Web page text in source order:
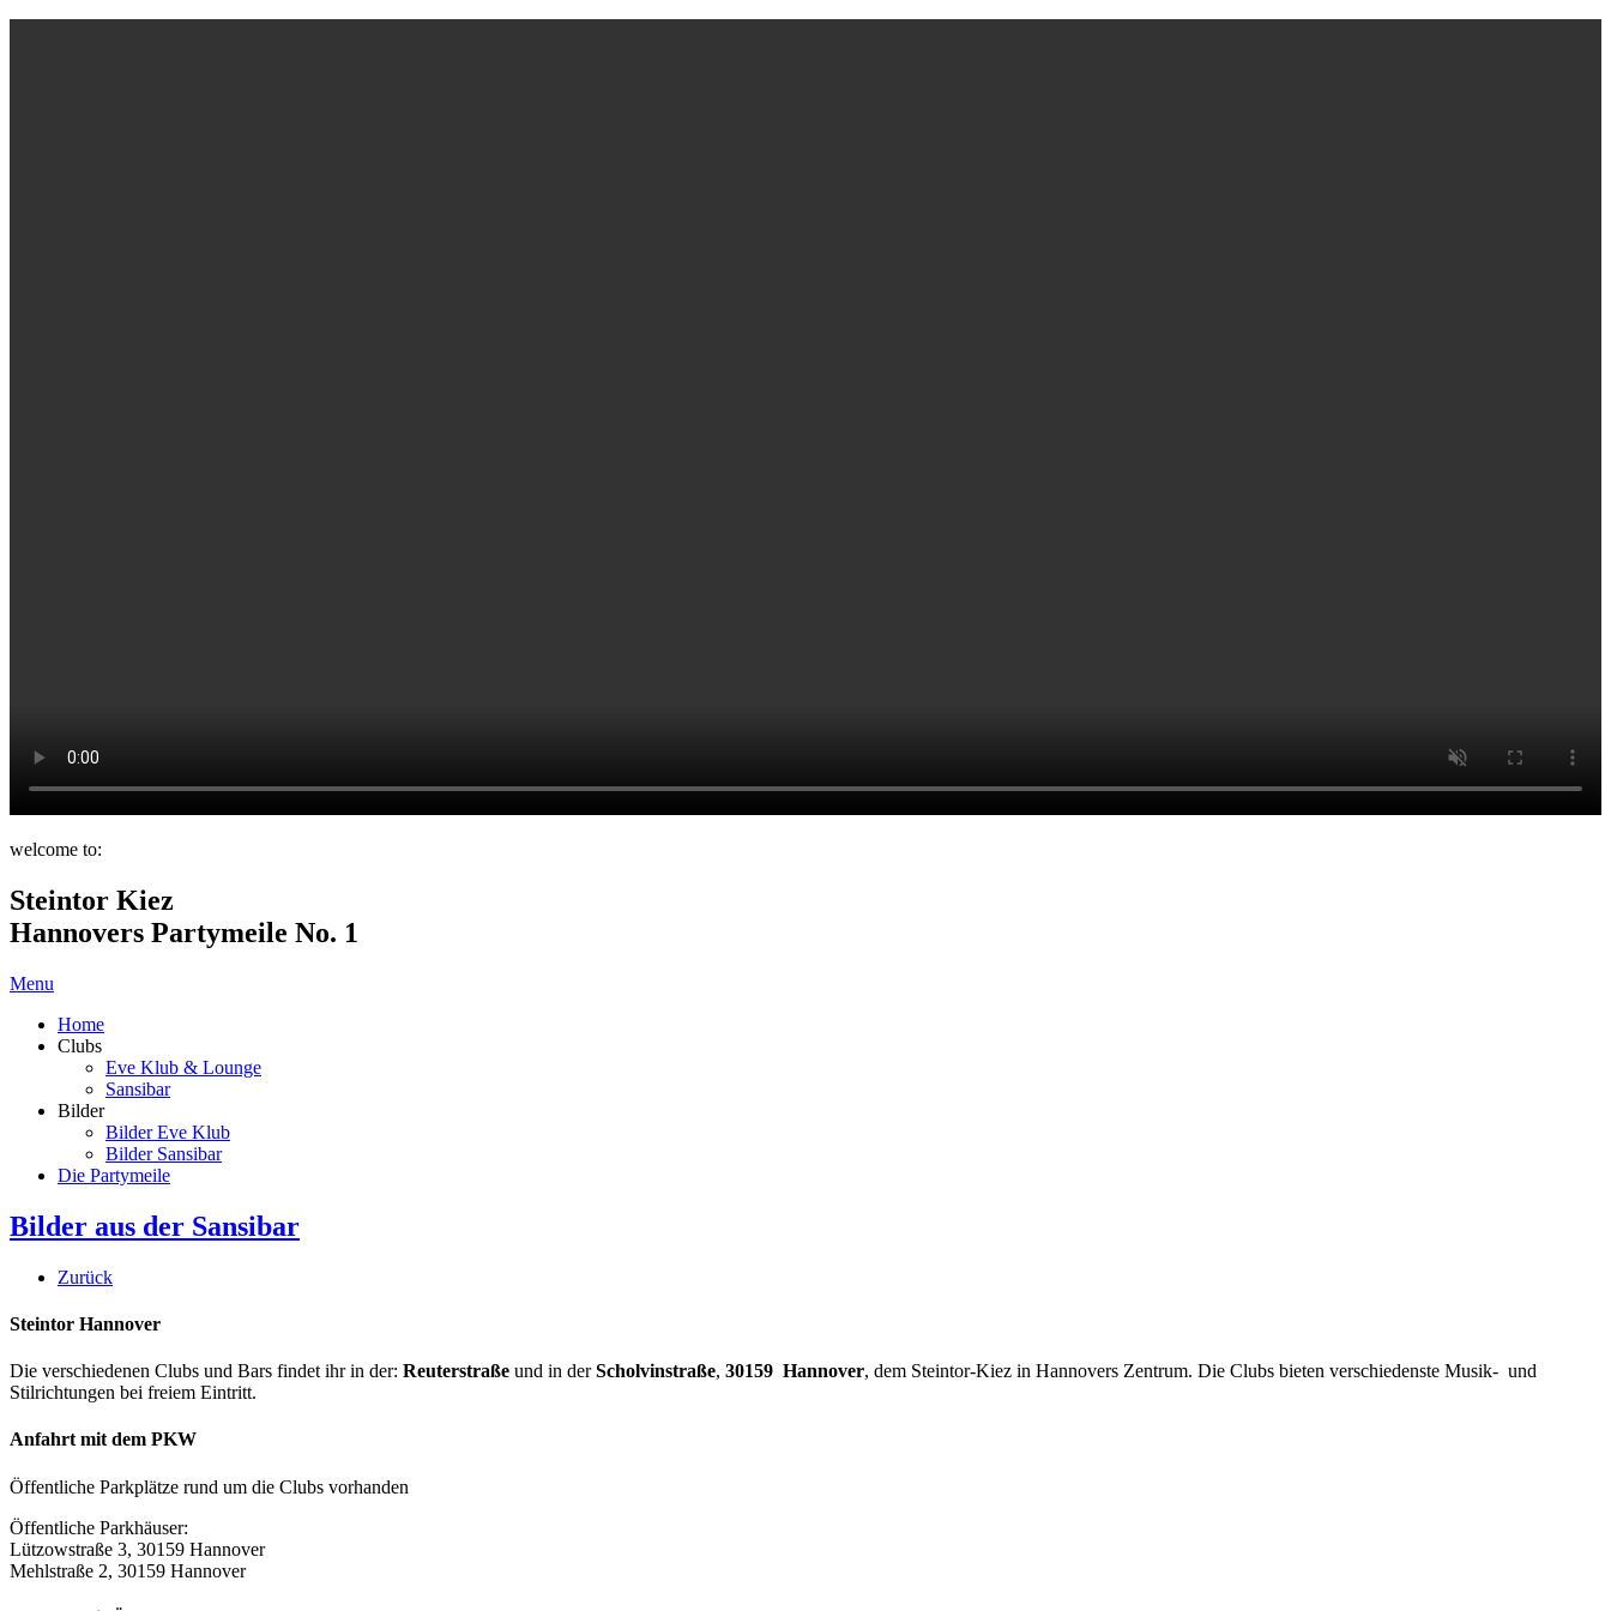
welcome to:
Steintor Kiez
Hannovers Partymeile No. 1
Menu
Home
Clubs
Eve Klub & Lounge
Sansibar
Bilder
Bilder Eve Klub
Bilder Sansibar
Die Partymeile
Bilder aus der Sansibar
Zurück
Steintor Hannover
Die verschiedenen Clubs und Bars findet ihr in der: Reuterstraße und in derScholvinstraße, 30159 Hannover, dem Steintor-Kiez in Hannovers Zentrum. Die Clubs bieten verschiedenste Musik- und
Stilrichtungen bei freiem Eintritt.
Anfahrt mit dem PKW
Öffentliche Parkplätze rund um die Clubs vorhanden
Öffentliche Parkhäuser:
Lützowstraße 3, 30159 Hannover
Mehlstraße 2, 30159 Hannover